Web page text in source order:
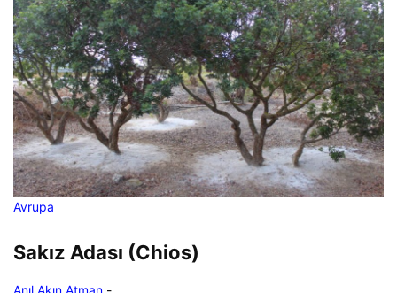
Avrupa
Sakız Adası (Chios)
Anıl Akın Atman -